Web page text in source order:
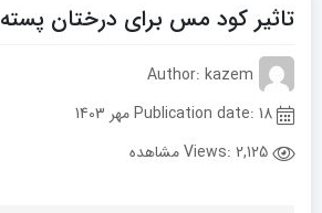
تاثیر کود مس برای درختان پسته
Author: kazem
2,125 مشاهده